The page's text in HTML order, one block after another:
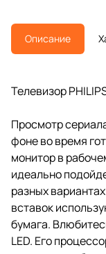
Описание
Телевизор
Просмотр
фоне во время
монитор в
идеально
разных
вставок
бумага.
LED. Его